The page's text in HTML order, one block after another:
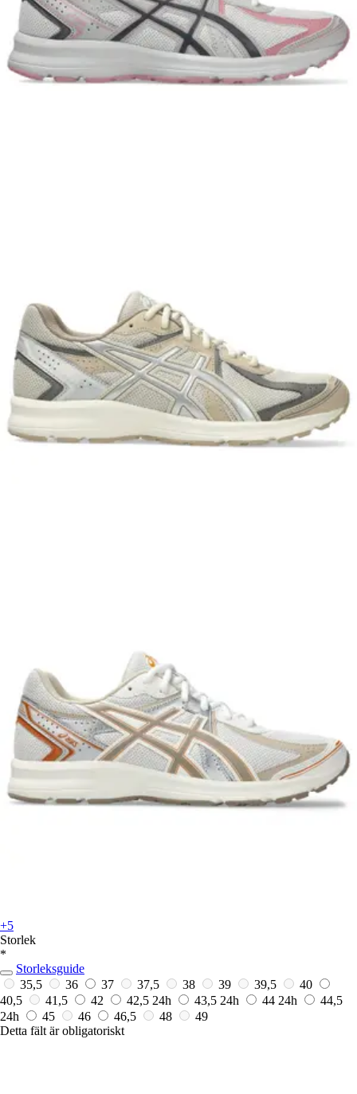
+5
Storlek
*
Storleksguide
35,5
36 37 37,5 38 39 39,5
40
40,5
41,5 42 42,5 24h 43,5 24h 44 24h
44,5
24h
45 46 46,5 48
49
Detta fält är obligatoriskt